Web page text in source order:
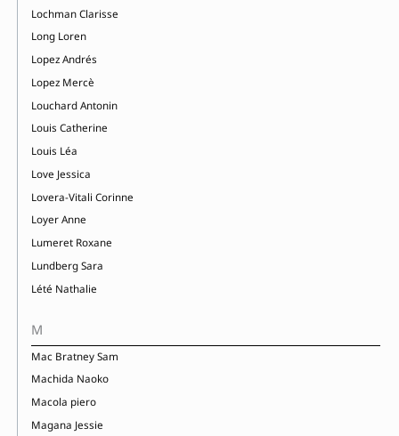
Lochman Clarisse
Long Loren
Lopez Andrés
Lopez Mercè
Louchard Antonin
Louis Catherine
Louis Léa
Love Jessica
Lovera-Vitali Corinne
Loyer Anne
Lumeret Roxane
Lundberg Sara
Lété Nathalie
M
Mac Bratney Sam
Machida Naoko
Macola piero
Magana Jessie